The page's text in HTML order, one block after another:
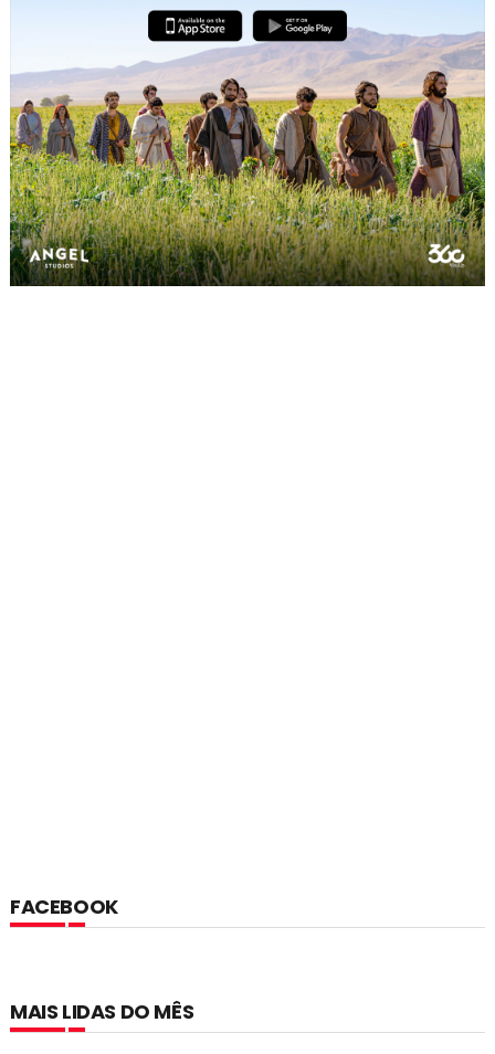
FACEBOOK
MAIS LIDAS DO MÊS